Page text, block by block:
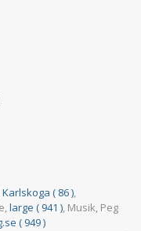
Karlskoga ( 86 ),
large ( 941 ), Musik, Peg
( 949 )